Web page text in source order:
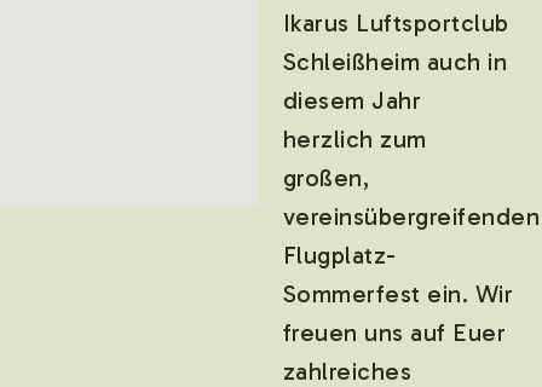
Ikarus Luftsportclub
Schleißheim auch in
diesem Jahr
herzlich zum
großen,
vereinsübergreifenden
Flugplatz-
Sommerfest ein. Wir
freuen uns auf Euer
zahlreiches